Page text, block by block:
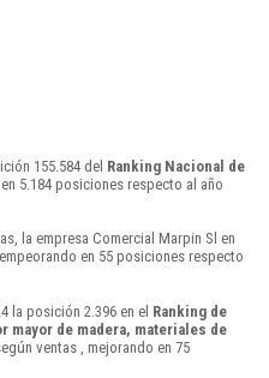
155.584 del Ranking Nacional de
5.184 posiciones respecto al año
la empresa Comercial Marpin Sl en
en 55 posiciones respecto
la posición 2.396 en el Ranking de
mayor de madera, materiales de
ventas , mejorando en 75